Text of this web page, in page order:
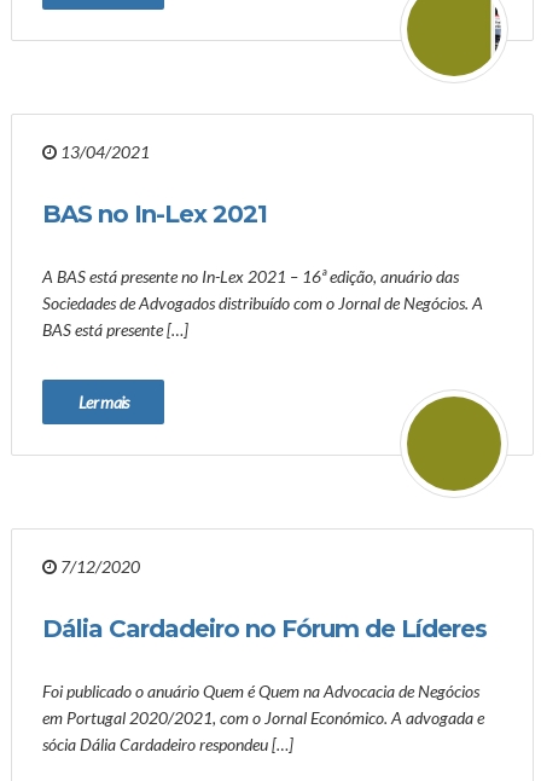
13/04/2021
BAS no In-Lex 2021
A BAS está presente no In-Lex 2021 – 16ª edição, anuário das
Sociedades de Advogados distribuído com o Jornal de Negócios. A
BAS está presente […]
Ler mais
7/12/2020
Dália Cardadeiro no Fórum de Líderes
Foi publicado o anuário Quem é Quem na Advocacia de Negócios
em Portugal 2020/2021, com o Jornal Económico. A advogada e
sócia Dália Cardadeiro respondeu […]